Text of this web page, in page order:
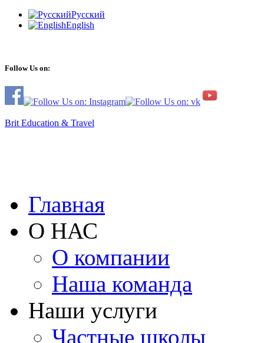
Русский
English
Follow Us on:
Brit Education & Travel
Главная
О НАС
О компании
Наша команда
Наши услуги
Частные школы